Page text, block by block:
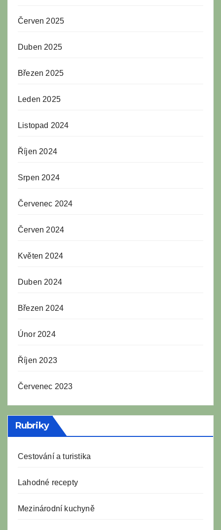
Červen 2025
Duben 2025
Březen 2025
Leden 2025
Listopad 2024
Říjen 2024
Srpen 2024
Červenec 2024
Červen 2024
Květen 2024
Duben 2024
Březen 2024
Únor 2024
Říjen 2023
Červenec 2023
Rubriky
Cestování a turistika
Lahodné recepty
Mezinárodní kuchyně